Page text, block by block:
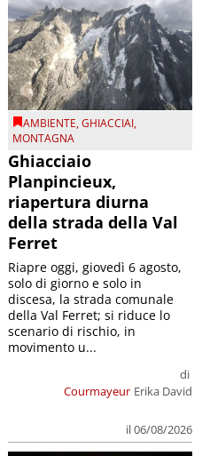
AMBIENTE,GHIACCIAI,
MONTAGNA
Ghiacciaio
Planpincieux,
riapertura diurna
della strada della Val
Ferret
Courmayeur
di
Erika David
il 06/08/2026
Riapre oggi, giovedì 6 agosto,
solo di giorno e solo in
discesa, la strada comunale
della Val Ferret; si riduce lo
scenario di rischio, in
movimento u...